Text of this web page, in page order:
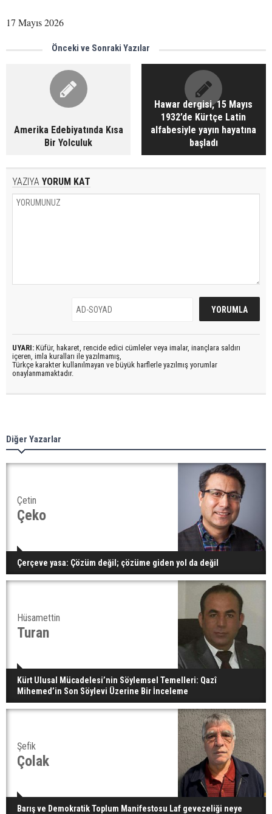
17 Mayıs 2026
Önceki ve Sonraki Yazılar
Amerika Edebiyatında Kısa
Bir Yolculuk
Hawar dergisi, 15 Mayıs
1932’de Kürtçe Latin
alfabesiyle yayın hayatına
başladı
YAZIYA YORUM KAT
UYARI: Küfür, hakaret, rencide edici cümleler veya imalar, inançlara saldırı
içeren, imla kuralları ile yazılmamış,
Türkçe karakter kullanılmayan ve büyük harflerle yazılmış yorumlar
onaylanmamaktadır.
Diğer Yazarlar
Çetin
Çeko
Çerçeve yasa: Çözüm değil; çözüme giden yol da değil
Hüsamettin
Turan
Kürt Ulusal Mücadelesi’nin Söylemsel Temelleri: Qazî
Mihemed’in Son Söylevi Üzerine Bir İnceleme
Şefik
Çolak
Barış ve Demokratik Toplum Manifestosu Laf gevezeliği neye